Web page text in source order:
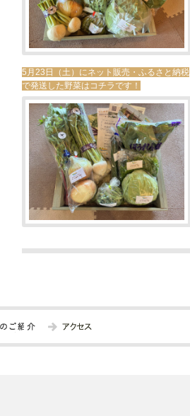
5月23日（土）にネット販売・ふるさと納税
で発送した野菜はコチラです！